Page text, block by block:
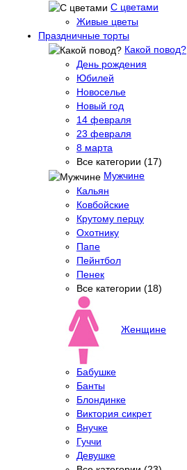
С цветами
Живые цветы
Праздничные торты
Какой повод?
День рождения
Юбилей
Новоселье
Новый год
14 февраля
23 февраля
8 марта
Все категории (17)
Мужчине
Кальян
Ковбойские
Крутому перцу
Охотнику
Папе
Пейнтбол
Пенек
Все категории (18)
Женщине
Бабушке
Банты
Блондинке
Виктория сикрет
Внучке
Гуччи
Девушке